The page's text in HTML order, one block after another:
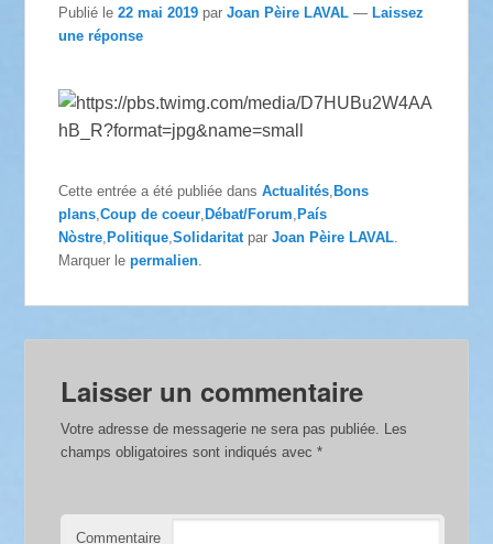
Publié le22 mai 2019 parJoan Pèire LAVAL —Laissez
une réponse
Cette entrée a été publiée dansActualités Bons
plans ,Coup de coeur Débat/Forum País
Nòstre Politique ,Solidaritat parJoan Pèire LAVAL
Marquer lepermalien
Laisser un commentaire
Votre adresse de messagerie ne sera pas publiée.
Les
champs obligatoires sont indiqués avec*
Commentaire